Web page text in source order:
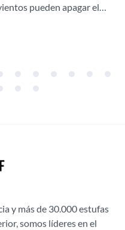
¡Aprovecha
directo de
pueden apagar el
y más de 30.000 estufas
somos líderes en el